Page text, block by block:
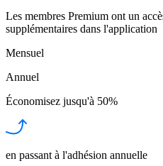
Les membres Premium ont un
supplémentaires dans l'application
Mensuel
Annuel
Économisez jusqu'à 50%
en passant à l'adhésion annuelle